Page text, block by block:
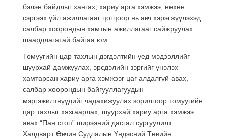
бэлэн байдлыг хангах, хариу арга хэмжээ, нөхөн
сэргээх үйл ажиллагааг цогцоор нь авч хэрэгжүүлэхэд
салбар хоорондын хамтын ажиллагааг сайжруулах
шаардлагатай байгаа юм.
Томуугийн цар тахлын дэгдэлтийн үед мэдээллийг
шуурхай дамжуулах, эрсдэлийн зэргийг үнэлэх
хамтарсан хариу арга хэмжээг цаг алдалгүй авах,
салбар хоорондын байгууллагуудын
мэргэжилтнүүдийг чадахижуулах зорилгоор томуугийн
цар тахлыг хязгаарлах, шуурхай хариу арга хэмжээ
авах “Пан стоп” ширээний дасгал сургуулилт
Халдварт Өвчин Судлалын Үндэсний Төвийн